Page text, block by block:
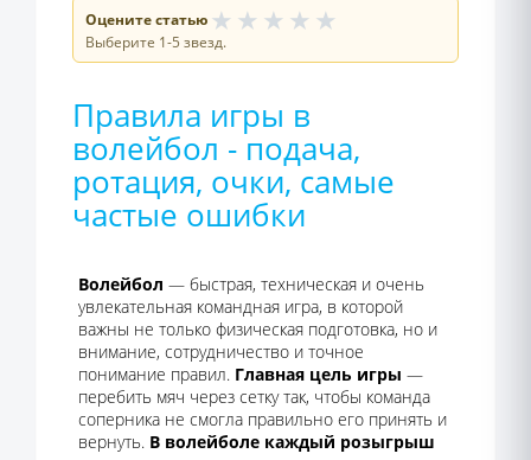
Оцените статью ★ ★ ★ ★ ★
Выберите 1-5 звезд.
Правила игры в
волейбол - подача,
ротация, очки, самые
частые ошибки
Волейбол — быстрая, техническая и очень
увлекательная командная игра, в которой
важны не только физическая подготовка, но и
внимание, сотрудничество и точное
понимание правил. Главная цель игры —
перебить мяч через сетку так, чтобы команда
соперника не смогла правильно его принять и
вернуть. В волейболе каждый розыгрыш